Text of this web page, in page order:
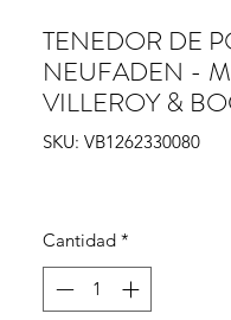
TENEDOR DE
NEUFADEN -
VILLEROY &
SKU: VB1262330080
Cantidad *